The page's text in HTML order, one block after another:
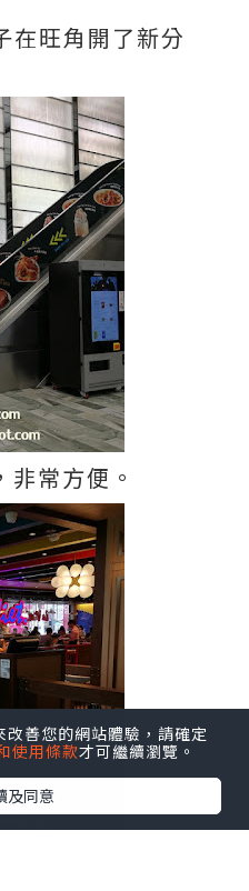
在旺角開了新分
常方便。
善您的網站體驗，請確定
使用條款才可繼續瀏覽。
及同意